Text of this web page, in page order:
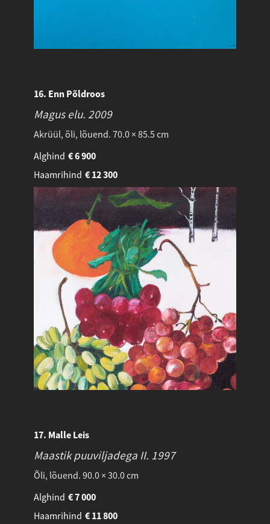
16. Enn Põldroos
Magus elu. 2009
Akrüül, õli, lõuend. 70.0 × 85.5 cm
Alghind
6 900
€
Haamrihind
12 300
€
17. Malle Leis
Maastik puuviljadega II. 1997
Õli, lõuend. 90.0 × 30.0 cm
Alghind
7 000
€
Haamrihind
11 800
€